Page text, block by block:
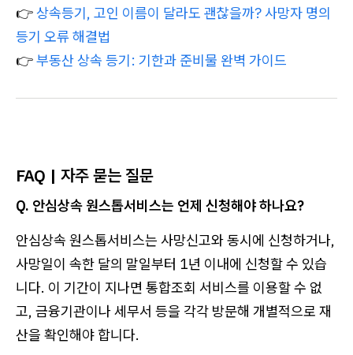
👉상속등기, 고인 이름이 달라도 괜찮을까? 사망자 명의
등기 오류 해결법
👉부동산 상속 등기: 기한과 준비물 완벽 가이드
FAQ | 자주 묻는 질문
Q. 안심상속 원스톱서비스는 언제 신청해야 하나요?
안심상속 원스톱서비스는 사망신고와 동시에 신청하거나,
사망일이 속한 달의 말일부터 1년 이내에 신청할 수 있습
니다. 이 기간이 지나면 통합조회 서비스를 이용할 수 없
고, 금융기관이나 세무서 등을 각각 방문해 개별적으로 재
산을 확인해야 합니다.